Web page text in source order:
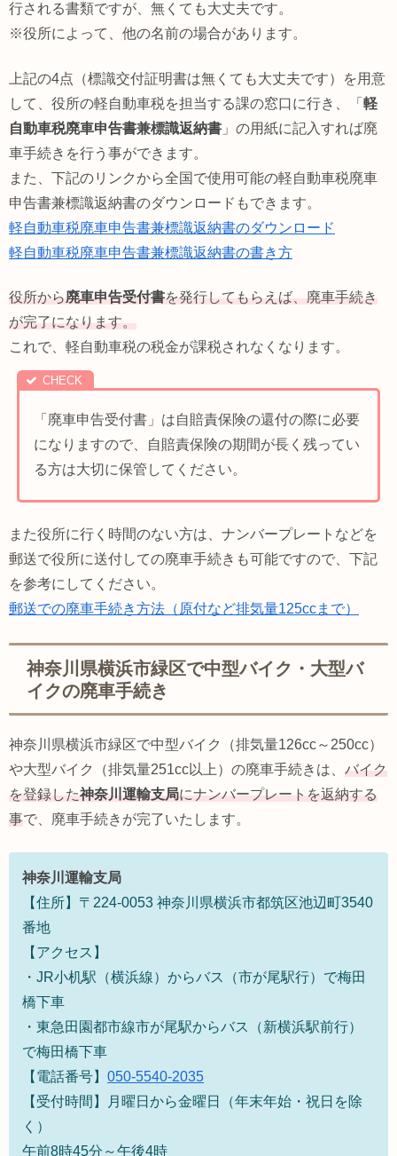
行される書類ですが、無くても大丈夫です。
※役所によって、他の名前の場合があります。
上記の4点（標識交付証明書は無くても大丈夫です）を用意
して、役所の軽自動車税を担当する課の窓口に行き、「 軽
自動車税廃車申告書兼標識返納書 」の用紙に記入すれば廃
車手続きを行う事ができます。
また、下記のリンクから全国で使用可能の軽自動車税廃車
申告書兼標識返納書のダウンロードもできます。
軽自動車税廃車申告書兼標識返納書のダウンロード
軽自動車税廃車申告書兼標識返納書の書き方
役所から廃車申告受付書を発行してもらえば、廃車手続き
が完了になります。
これで、軽自動車税の税金が課税されなくなります。
「廃車申告受付書」は自賠責保険の還付の際に必要
になりますので、自賠責保険の期間が長く残ってい
る方は大切に保管してください。
また役所に行く時間のない方は、ナンバープレートなどを
郵送で役所に送付しての廃車手続きも可能ですので、下記
を参考にしてください。
郵送での廃車手続き方法（原付など排気量125ccまで）
神奈川県横浜市緑区で中型バイク・大型バ
イクの廃車手続き
神奈川県横浜市緑区で中型バイク（排気量126cc～250cc）
や大型バイク（排気量251cc以上）の廃車手続きは、 バイク
を登録した神奈川運輸支局にナンバープレートを返納する
事で、廃車手続きが完了いたします。
神奈川運輸支局
【住所】〒224-0053 神奈川県横浜市都筑区池辺町3540
番地
【アクセス】
・ JR小机駅（横浜線）からバス（市が尾駅行）で梅田
橋下車
・東急田園都市線市が尾駅からバス（新横浜駅前行）
で梅田橋下車
【電話番号】 050-5540-2035
【受付時間】月曜日から金曜日（年末年始・祝日を除
く）
午前8時45分～午後4時